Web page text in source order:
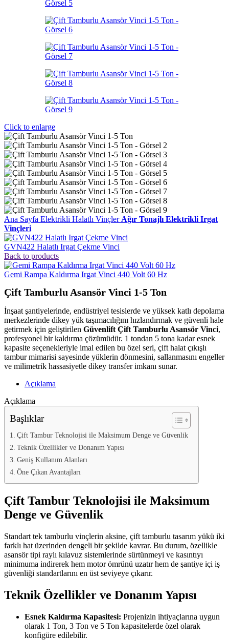
Click to enlarge
Ana Sayfa Elektrikli Halatlı Vinçler Ağır Tonajlı Elektrikli Irgat
Vinçleri
GVN422 Halatlı Irgat Çekme Vinci
Back to products
Gemi Rampa Kaldırma Irgat Vinci 440 Volt 60 Hz
Çift Tamburlu Asansör Vinci 1-5 Ton
İnşaat şantiyelerinde, endüstriyel tesislerde ve yüksek katlı depolama
merkezlerinde dikey yük taşımacılığını hızlandırmak ve güvenli hale
getirmek için geliştirilen Güvenlift Çift Tamburlu Asansör Vinci,
profesyonel bir kaldırma çözümüdür. 1 tondan 5 tona kadar esnek
kapasite seçenekleriyle imal edilen bu özel seri, çift halat çıkışlı
tambur mimarisi sayesinde yüklerin dönmesini, sallanmasını engeller
ve milimetrik hassasiyetle dikey transfer imkanı sunar.
Açıklama
Açıklama
Başlıklar
Çift Tambur Teknolojisi ile Maksimum Denge ve Güvenlik
Teknik Özellikler ve Donanım Yapısı
Geniş Kullanım Alanları
Öne Çıkan Avantajları
Çift Tambur Teknolojisi ile Maksimum
Denge ve Güvenlik
Standart tek tamburlu vinçlerin aksine, çift tamburlu tasarım yükü iki
farklı hat üzerinden dengeli bir şekilde kavrar. Bu durum, özellikle
asansör tipi raylı kılavuz sistemlerinde sürtünmeyi ve kasıntıyı
minimuma indirerek hem motor ömrünü uzatır hem de şantiye içi iş
güvenliği standartlarını en üst seviyeye çıkarır.
Teknik Özellikler ve Donanım Yapısı
Esnek Kaldırma Kapasitesi: Projenizin ihtiyaçlarına uygun
olarak 1 Ton, 3 Ton ve 5 Ton kapasitelerde özel olarak
konfigüre edilebilir.